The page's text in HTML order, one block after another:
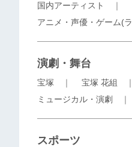
国内アーティスト ｜
アニメ・声優・ゲーム(
演劇・舞台
宝塚 ｜ 宝塚 花組
ミュージカル・演劇
スポーツ